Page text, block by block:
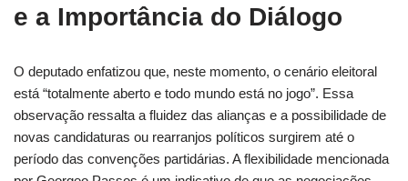
e a Importância do Diálogo
O deputado enfatizou que, neste momento, o cenário eleitoral
está “totalmente aberto e todo mundo está no jogo”. Essa
observação ressalta a fluidez das alianças e a possibilidade de
novas candidaturas ou rearranjos políticos surgirem até o
período das convenções partidárias. A flexibilidade mencionada